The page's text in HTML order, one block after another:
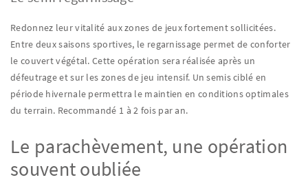
Redonnez leur vitalité aux zones de jeux fortement sollicitées.
Entre deux saisons sportives, le regarnissage permet de conforter
le couvert végétal. Cette opération sera réalisée après un
défeutrage et sur les zones de jeu intensif. Un semis ciblé en
période hivernale permettra le maintien en conditions optimales
du terrain. Recommandé 1 à 2 fois par an.
Le parachèvement, une opération
souvent oubliée